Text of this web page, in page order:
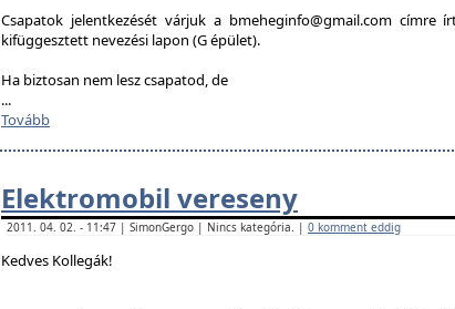
Csapatok jelentkezését várjuk a bmeheginfo@gmail.com címre
kifüggesztett nevezési lapon (G épület).
Ha biztosan nem lesz csapatod, de
...
Tovább
Elektromobil vereseny
2011. 04. 02. - 11:47 | SimonGergo | Nincs kategória. | 0 komment eddig
Kedves Kollegák!